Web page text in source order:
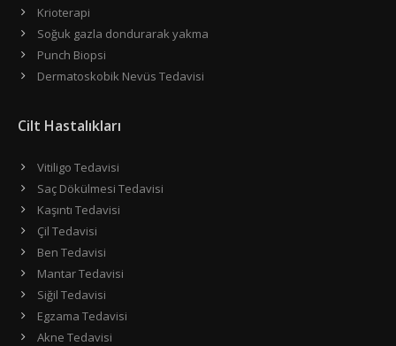
Krioterapi
Soğuk gazla dondurarak yakma
Punch Biopsi
Dermatoskobik Nevüs Tedavisi
Cilt Hastalıkları
Vitiligo Tedavisi
Saç Dökülmesi Tedavisi
Kaşıntı Tedavisi
Çil Tedavisi
Ben Tedavisi
Mantar Tedavisi
Siğil Tedavisi
Egzama Tedavisi
Akne Tedavisi